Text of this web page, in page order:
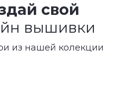
свой
вышивки
из нашей колекции